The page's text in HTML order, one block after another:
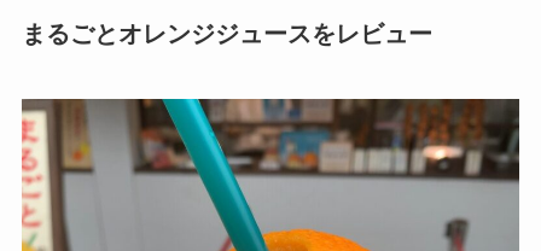
まるごとオレンジジュースをレビュー